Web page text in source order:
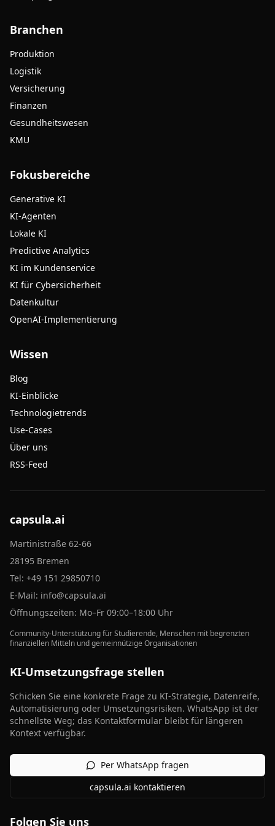
Branchen
Produktion
Logistik
Versicherung
Finanzen
Gesundheitswesen
KMU
Fokusbereiche
Generative KI
KI-Agenten
Lokale KI
Predictive Analytics
KI im Kundenservice
KI für Cybersicherheit
Datenkultur
OpenAI-Implementierung
Wissen
Blog
KI-Einblicke
Technologietrends
Use-Cases
Über uns
RSS-Feed
capsula.ai
Martinistraße 62-66
28195 Bremen
Tel: +49 151 29850710
E-Mail: info@capsula.ai
Öffnungszeiten: Mo–Fr 09:00–18:00 Uhr
Community-Unterstützung für Studierende, Menschen mit begrenzten
finanziellen Mitteln und gemeinnützige Organisationen
KI-Umsetzungsfrage stellen
Schicken Sie eine konkrete Frage zu KI-Strategie, Datenreife,
Automatisierung oder Umsetzungsrisiken. WhatsApp ist der
schnellste Weg; das Kontaktformular bleibt für längeren
Kontext verfügbar.
Per WhatsApp fragen
capsula.ai kontaktieren
Folgen Sie uns